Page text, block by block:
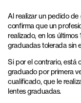
Al realizar un pedido
confirma que un
realizado, en los
graduadas tolerada sin
Si por el contrario, está
graduado por primera
cualificado, que le
lentes graduadas.